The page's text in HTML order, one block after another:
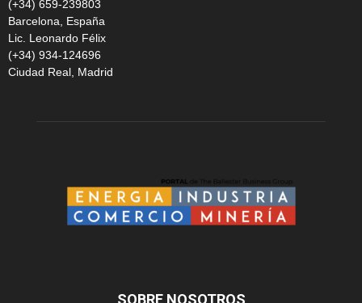
(+34) 659-239803
Barcelona, España
Lic. Leonardo Félix
(+34) 934-124696
Ciudad Real, Madrid
SOBRE NOSOTROS